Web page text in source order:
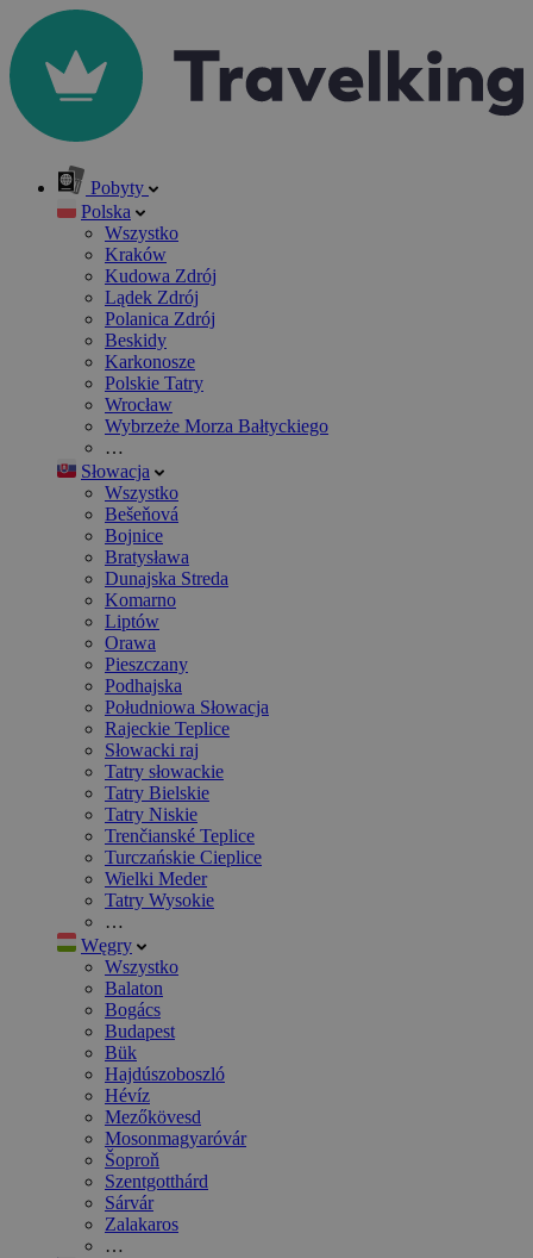
Pobyty
Polska
Wszystko
Kraków
Kudowa Zdrój
Lądek Zdrój
Polanica Zdrój
Beskidy
Karkonosze
Polskie Tatry
Wrocław
Wybrzeże Morza Bałtyckiego
…
Słowacja
Wszystko
Bešeňová
Bojnice
Bratysława
Dunajska Streda
Komarno
Liptów
Orawa
Pieszczany
Podhajska
Południowa Słowacja
Rajeckie Teplice
Słowacki raj
Tatry słowackie
Tatry Bielskie
Tatry Niskie
Trenčianské Teplice
Turczańskie Cieplice
Wielki Meder
Tatry Wysokie
…
Węgry
Wszystko
Balaton
Bogács
Budapest
Bük
Hajdúszoboszló
Hévíz
Mezőkövesd
Mosonmagyaróvár
Šoproň
Szentgotthárd
Sárvár
Zalakaros
…